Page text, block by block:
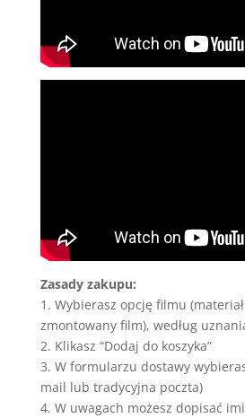
Zasady zakupu:
1. Wybierasz opcję filmu
zmontowany film), według
2. Klikasz “Dodaj do koszyka”
3. W formularzu dostawy
mail lub tradycyjna poczta)
4. W uwagach możesz dopisać